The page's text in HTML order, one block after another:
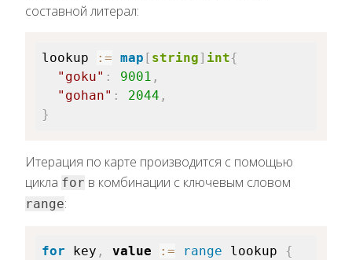
составной литерал:
lookup := map [ string] int{
"goku" : 9001 ,
"gohan" : 2044 ,
}
Итерация по карте производится с помощью
цикла for в комбинации с ключевым словом
range:
for key , value := range lookup {